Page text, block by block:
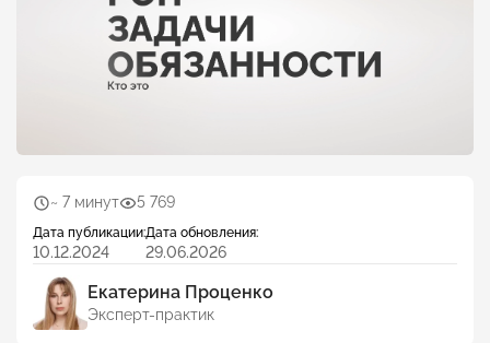
Екатерина Проценко
Эксперт-практик
Дата публикации:
10.12.2024
Дата обновления:
29.06.2026
~ 7 минут 5 769